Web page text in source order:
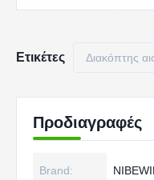
Ετικέτες Διακόπτης
Προδιαγραφές
Brand: